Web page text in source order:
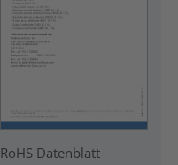
RoHS Datenblatt